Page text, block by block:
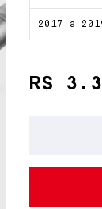
2017 a
R$